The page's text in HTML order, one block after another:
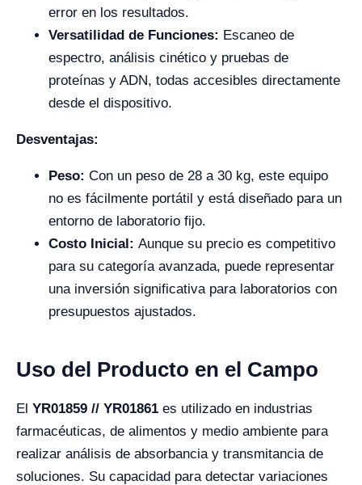
error en los resultados.
Versatilidad de Funciones: Escaneo de
espectro, análisis cinético y pruebas de
proteínas y ADN, todas accesibles directamente
desde el dispositivo.
Desventajas:
Peso: Con un peso de 28 a 30 kg, este equipo
no es fácilmente portátil y está diseñado para un
entorno de laboratorio fijo.
Costo Inicial: Aunque su precio es competitivo
para su categoría avanzada, puede representar
una inversión significativa para laboratorios con
presupuestos ajustados.
Uso del Producto en el Campo
El YR01859 // YR01861 es utilizado en industrias
farmacéuticas, de alimentos y medio ambiente para
realizar análisis de absorbancia y transmitancia de
soluciones. Su capacidad para detectar variaciones